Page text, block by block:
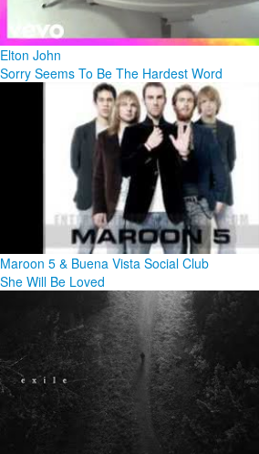
Elton John
Sorry Seems To Be The Hardest Word
Maroon 5 & Buena Vista Social Club
She Will Be Loved